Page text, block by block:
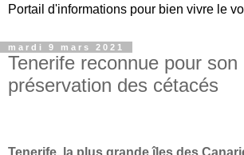
Portail d'informations pour bien vivre le
mardi 9 mars 2021
Tenerife reconnue pour
préservation des cétacés
Tenerife, la plus grande îles des